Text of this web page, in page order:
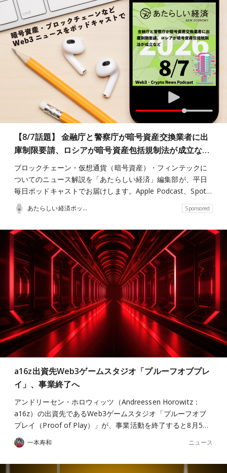
【8/7話題】 金融庁と警察庁が暗号資産交換業者に出
庫制限要請、ロシアが暗号資産包括規制法が成立な…
ブロックチェーン・仮想通貨（暗号資産）・フィンテックに
ついてのニュース解説を「あたらしい経済」編集部が、平日
毎日ポッドキャストでお届けします。Apple Podcast、Spot…
あたらしい経済ポッドキャスト Sponsored
a16z出資先Web3ゲームスタジオ「プルーフオブプレ
イ」、事業終了へ
アンドリーセン・ホロウィッツ（Andreessen Horowitz：
a16z）の出資先であるWeb3ゲームスタジオ「プルーフオブ
プレイ（Proof of Play）」が、事業活動を終了すると8月5…
一本寿和 ニュース